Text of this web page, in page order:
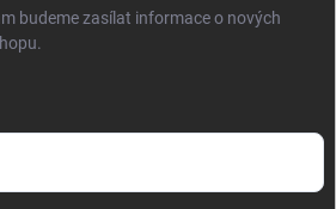
budeme zasílat informace o nových